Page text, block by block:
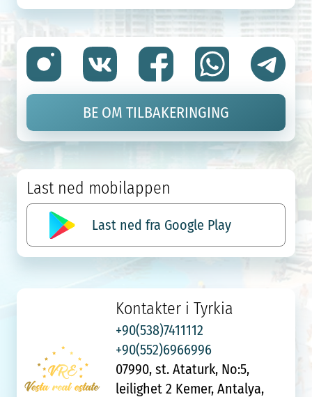
Kontakter i Tyrkia
+90(538)7411112
+90(552)6966996
07990, st. Ataturk, No:5,
leilighet 2 Kemer, Antalya,
Last ned mobilappen
Last ned fra Google Play
BE OM TILBAKERINGING